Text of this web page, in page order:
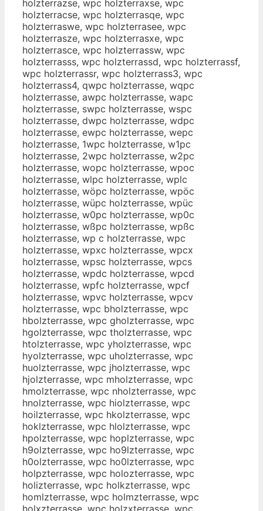
holzterrazse, wpc holzterraxse, wpc
holzterracse, wpc holzterrasqe, wpc
holzterraswe, wpc holzterrasee, wpc
holzterrasze, wpc holzterrasxe, wpc
holzterrasce, wpc holzterrassw, wpc
holzterrasss, wpc holzterrassd, wpc holzterrassf,
wpc holzterrassr, wpc holzterrass3, wpc
holzterrass4, qwpc holzterrasse, wqpc
holzterrasse, awpc holzterrasse, wapc
holzterrasse, swpc holzterrasse, wspc
holzterrasse, dwpc holzterrasse, wdpc
holzterrasse, ewpc holzterrasse, wepc
holzterrasse, 1wpc holzterrasse, w1pc
holzterrasse, 2wpc holzterrasse, w2pc
holzterrasse, wopc holzterrasse, wpoc
holzterrasse, wlpc holzterrasse, wplc
holzterrasse, wöpc holzterrasse, wpöc
holzterrasse, wüpc holzterrasse, wpüc
holzterrasse, w0pc holzterrasse, wp0c
holzterrasse, wßpc holzterrasse, wpßc
holzterrasse, wp c holzterrasse, wpc
holzterrasse, wpxc holzterrasse, wpcx
holzterrasse, wpsc holzterrasse, wpcs
holzterrasse, wpdc holzterrasse, wpcd
holzterrasse, wpfc holzterrasse, wpcf
holzterrasse, wpvc holzterrasse, wpcv
holzterrasse, wpc bholzterrasse, wpc
hbolzterrasse, wpc gholzterrasse, wpc
hgolzterrasse, wpc tholzterrasse, wpc
htolzterrasse, wpc yholzterrasse, wpc
hyolzterrasse, wpc uholzterrasse, wpc
huolzterrasse, wpc jholzterrasse, wpc
hjolzterrasse, wpc mholzterrasse, wpc
hmolzterrasse, wpc nholzterrasse, wpc
hnolzterrasse, wpc hiolzterrasse, wpc
hoilzterrasse, wpc hkolzterrasse, wpc
hoklzterrasse, wpc hlolzterrasse, wpc
hpolzterrasse, wpc hoplzterrasse, wpc
h9olzterrasse, wpc ho9lzterrasse, wpc
h0olzterrasse, wpc ho0lzterrasse, wpc
holpzterrasse, wpc holozterrasse, wpc
holizterrasse, wpc holkzterrasse, wpc
homlzterrasse, wpc holmzterrasse, wpc
holxzterrasse, wpc holzxterrasse, wpc